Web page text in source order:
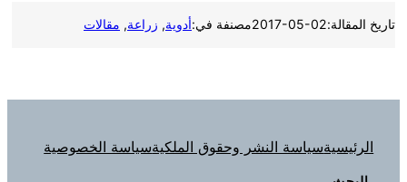
تاريخ المقالة:2017-05-02مصنفة في:أدوية, زراعة, مقالات
الرئيسيةسياسة النشر وحقوق الملكيةسياسة الخصوصية